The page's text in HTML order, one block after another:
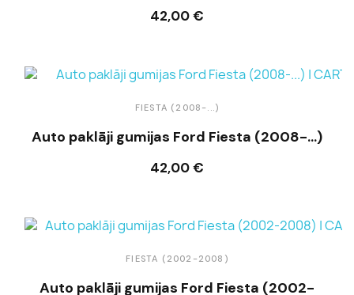
42,00 €
Ielikt grozā
FIESTA (2008-...)
Auto paklāji gumijas Ford Fiesta (2008-...)
42,00 €
Ielikt grozā
FIESTA (2002-2008)
Auto paklāji gumijas Ford Fiesta (2002-